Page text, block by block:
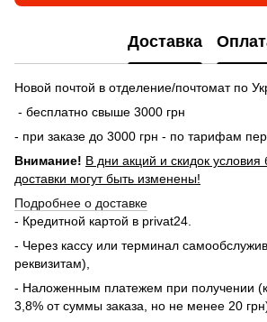
Доставка
Новой почтой в отделение/почтомат по
- бесплатно свыше 3000 грн
- при заказе до 3000 грн - по тарифам
Внимание! В дни акций и скидок условия
доставки могут быть изменены!
Подробнее о доставке
- Кредитной картой в privat24.
- Через кассу или терминал
реквизитам),
- Наложенным платежем при получении
3,8% от суммы заказа, но не менее 20